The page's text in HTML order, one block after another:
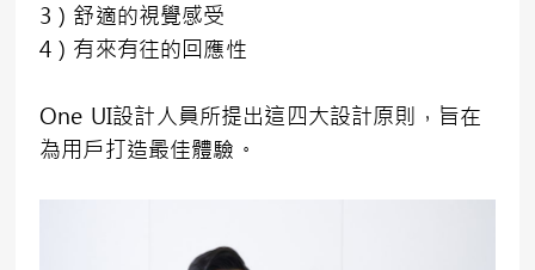
3）舒適的視覺感受
4）有來有往的回應性
One UI設計人員所提出這四大設計原則，旨在
為用戶打造最佳體驗。